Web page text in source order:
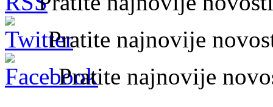
Pratite najnovije
Pratite najnovije